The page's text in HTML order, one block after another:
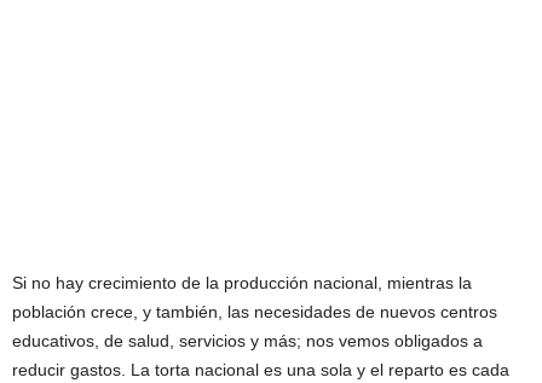
Si no hay crecimiento de la producción nacional, mientras la
población crece, y también, las necesidades de nuevos centros
educativos, de salud, servicios y más; nos vemos obligados a
reducir gastos. La torta nacional es una sola y el reparto es cada